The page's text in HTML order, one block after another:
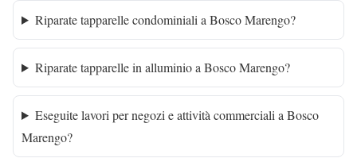
Riparate tapparelle condominiali a Bosco Marengo?
Riparate tapparelle in alluminio a Bosco Marengo?
Eseguite lavori per negozi e attività commerciali a Bosco
Marengo?